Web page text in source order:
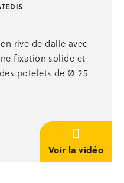
rive de dalle avec
fixation solide et
potelets de Ø 25
Voir la vidéo